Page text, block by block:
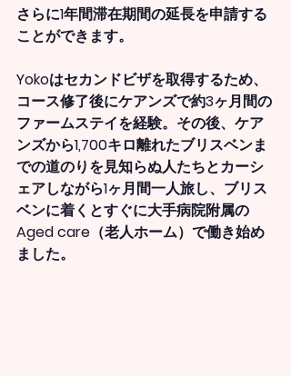
さらに1年間滞在期間の延長を申請する
ことができます。
Yokoはセカンドビザを取得するため、
コース修了後にケアンズで約3ヶ月間の
ファームステイを経験。その後、ケア
ンズから1,700キロ離れたブリスベンま
での道のりを見知らぬ人たちとカーシ
ェアしながら1ヶ月間一人旅し、ブリス
ベンに着くとすぐに大手病院附属の
Aged care（老人ホーム）で働き始め
ました。